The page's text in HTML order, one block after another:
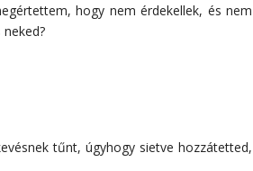
hogy nem érdekellek, és nem
tűnt, úgyhogy sietve hozzátetted,